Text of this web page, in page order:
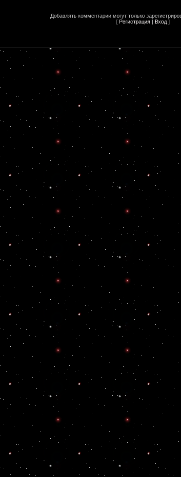
Добавлять комментарии могут только
[ Регистрация| Вход]